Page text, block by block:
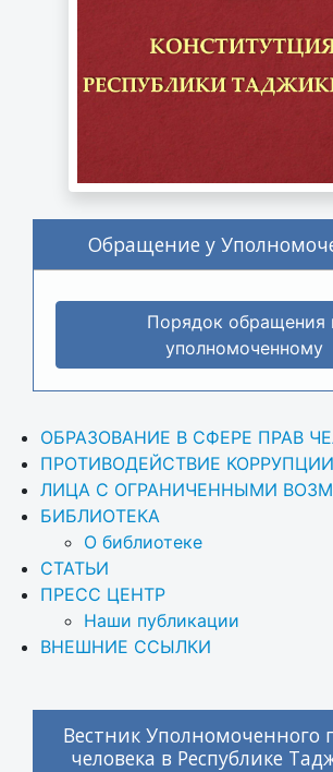
Обращение у
Порядок обращения
уполномоченному
ОБРАЗОВАНИЕ В СФЕРЕ ПРАВ
ПРОТИВОДЕЙСТВИЕ КОРРУПЦИИ
ЛИЦА С ОГРАНИЧЕННЫМИ
БИБЛИОТЕКА
О библиотеке
СТАТЬИ
ПРЕСС ЦЕНТР
Наши публикации
ВНЕШНИЕ ССЫЛКИ
Вестник Уполномоченного
человека в Республике